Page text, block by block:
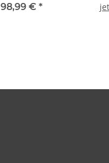
98,99 € *